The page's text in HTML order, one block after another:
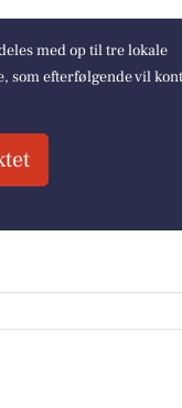
med op til tre lokale
som efterfølgende vil